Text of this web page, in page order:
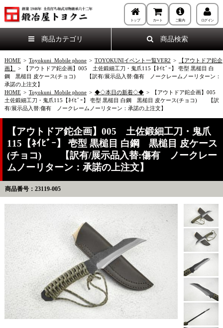
トップ カート ご案内 ログイン
商品カテゴリ 商品検索
HOME > Toyokuni_Mobile phone > TOYOKUNIイベント一覧VER2 >
【アウトドア鉈企
画】
>
【アウトドア鉈企画】005 土佐鍛細工刀・鬼爪115【ﾈｲﾋﾞｰ】 壱型 黒槌目 白
鋼 黒槌目 皮ケース(チョコ) 【訳有/展示品入替:傷有 ノークレームノーリターン：
承諾の上注文】
HOME > Toyokuni_Mobile phone > ◆◇本日の新着◇◆ >
【アウトドア鉈企画】005
土佐鍛細工刀・鬼爪115【ﾈｲﾋﾞｰ】 壱型 黒槌目 白鋼 黒槌目 皮ケース(チョコ) 【訳
有/展示品入替:傷有 ノークレームノーリターン：承諾の上注文】
【アウトドア鉈企画】005 土佐鍛細工刀・鬼爪
115【ﾈｲﾋﾞｰ】 壱型 黒槌目 白鋼 黒槌目 皮ケース
(チョコ) 【訳有/展示品入替:傷有 ノークレー
ムノーリターン：承諾の上注文】
商品番号：23119-005